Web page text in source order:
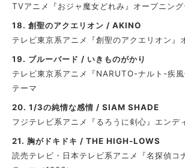
TVアニメ『おジャ魔女どれみ』オープニング
18. 創聖のアクエリオン / AKINO
テレビ東京系アニメ『創聖のアクエリオン』
19. ブルーバード / いきものがかり
テレビ東京系アニメ『NARUTO-ナルト-疾
テーマ
20. 1/3の純情な感情 / SIAM SHADE
フジテレビ系アニメ『るろうに剣心』エンデ
21. 胸がドキドキ / THE HIGH-LOWS
読売テレビ・日本テレビ系アニメ『名探偵コ